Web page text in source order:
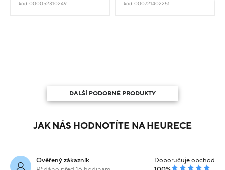
kód: 000052310249 kód: 000721402251
DALŠÍ PODOBNÉ PRODUKTY
JAK NÁS HODNOTÍTE NA HEURECE
Ověřený zákazník
Doporučuje obchod